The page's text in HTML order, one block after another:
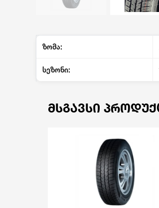
ზომა:
სეზონი:
ᲛᲡᲒᲐᲕᲡᲘ